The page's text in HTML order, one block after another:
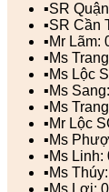
▪️SR
▪️SR Cần
▪️Mr Lãm:
▪️Ms
▪️Ms Lộc
▪️Ms
▪️Ms
▪️Mr Lộc
▪️Ms
▪️Ms Linh:
▪️Ms
▪️Ms Lợi: